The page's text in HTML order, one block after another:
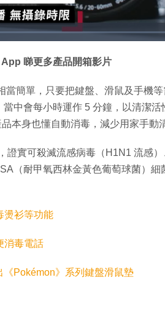
睇更多產品開箱影片
當簡單，只要把鍵盤、滑鼠及手機
中會每小時運作 5 分鐘，以清潔活
本身也懂自動消毒，減少用家手動
證實可殺滅流感病毒（H1N1 流感
（耐甲氧西林金黃色葡萄球菌）細
燙衫等功能
消毒電話
Pokémon》系列鍵盤滑鼠墊